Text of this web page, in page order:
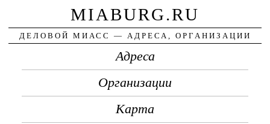
MIABURG.RU
ДЕЛОВОЙ МИАСС — АДРЕСА, ОРГАНИЗАЦИИ
Адреса
Организации
Карта